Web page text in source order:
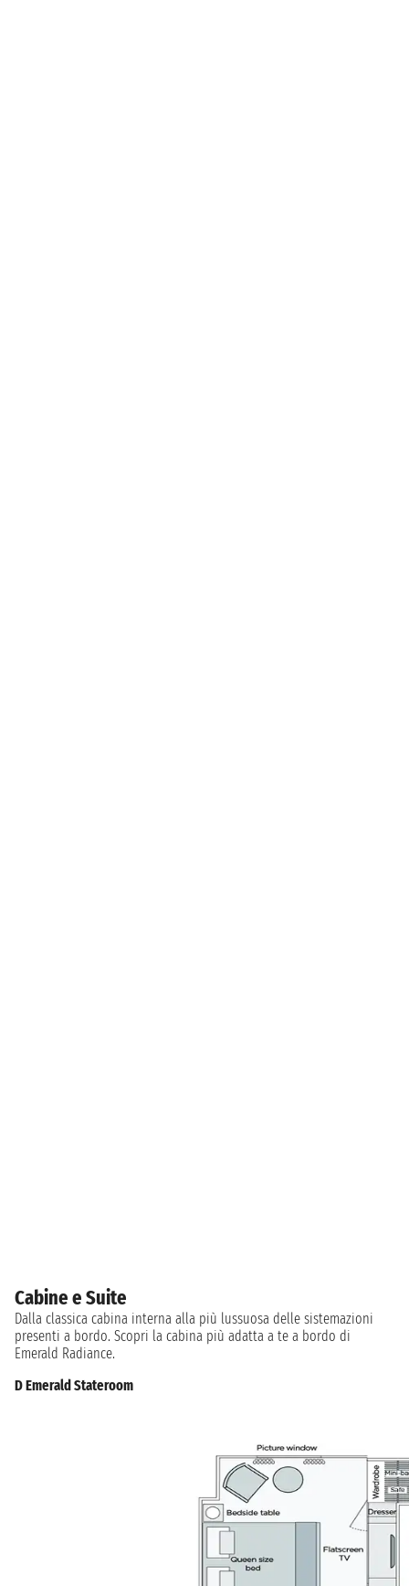
Cabine e Suite
Dalla classica cabina interna alla più lussuosa delle sistemazioni
presenti a bordo. Scopri la cabina più adatta a te a bordo di
Emerald Radiance.
D Emerald Stateroom